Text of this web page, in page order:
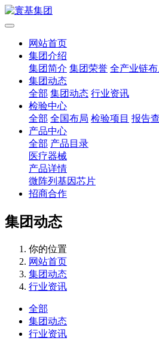
网站首页
集团介绍
集团简介 集团荣誉 全产业链布
集团动态
全部 集团动态 行业资讯
检验中心
全部 全国布局 检验项目 报告
产品中心
全部 产品目录
医疗器械
产品详情
微阵列基因芯片
招商合作
集团动态
你的位置
网站首页
集团动态
行业资讯
全部
集团动态
行业资讯